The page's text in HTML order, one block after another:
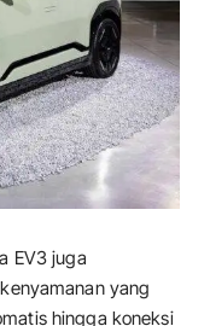
EV3 juga
yang
hingga koneksi